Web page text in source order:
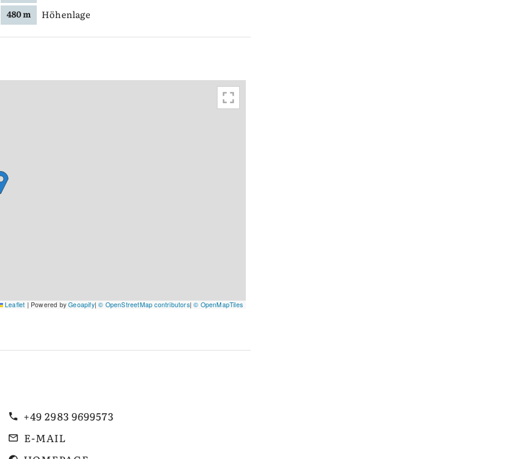
480 m Höhenlage
Leaflet | Powered byGeoapify|© OpenStreetMap contributors|© OpenMapTiles
+49 2983 9699573
E-MAIL